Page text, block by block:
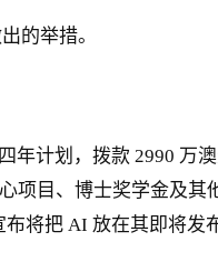
的举措。
计划，拨款 2990 万
目、博士奖学金及
将把 AI 放在其即将发